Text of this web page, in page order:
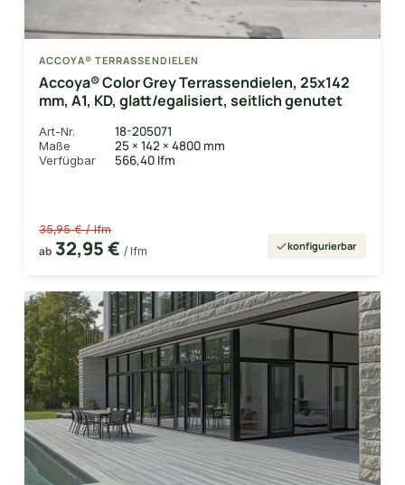
ACCOYA® TERRASSENDIELEN
Accoya® Color Grey Terrassendielen, 25x142
mm, A1, KD, glatt/egalisiert, seitlich genutet
Art-Nr. 18-205071
Maße 25 × 142 × 4800 mm
Verfügbar 566,40 lfm
35,95 € / lfm
ab 32,95 € / lfm konfigurierbar